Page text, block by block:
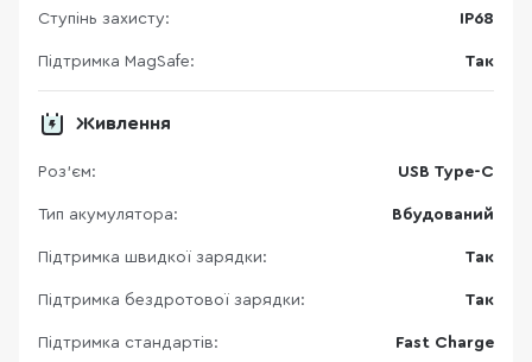
Ступінь захисту: IP68
Підтримка MagSafe: Так
Живлення
Роз'єм: USB Type-C
Тип акумулятора: Вбудований
Підтримка швидкої зарядки: Так
Підтримка бездротової зарядки: Так
Підтримка стандартів: Fast Charge